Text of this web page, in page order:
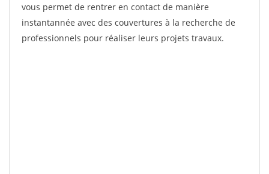
vous permet de rentrer en contact de manière
instantannée avec des couvertures à la recherche de
professionnels pour réaliser leurs projets travaux.